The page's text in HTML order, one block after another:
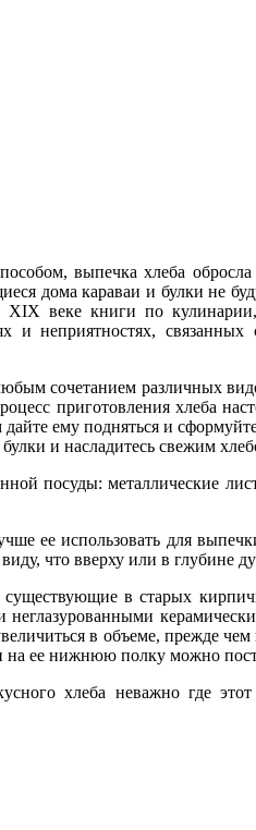
выпечка хлеба
дома караваи и булки не
веке книги по
и неприятностях,
сочетанием различных
приготовления хлеба
ему подняться и
и насладитесь свежим
посуды: металлические
ее использовать для
что вверху или в глубине
в старых
в объеме, прежде
на ее нижнюю полку можно
хлеба неважно где